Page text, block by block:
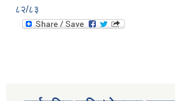
८२/८३